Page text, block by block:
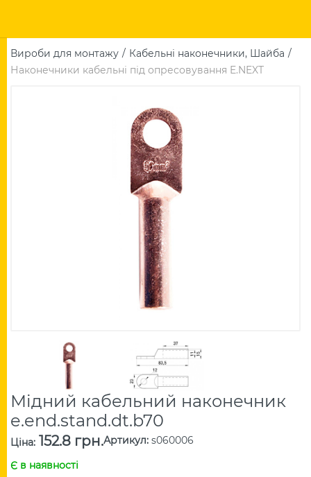
Вироби для монтажу
Кабельні наконечники, Шайба
Наконечники кабельні під опресовування E.NEXT
Мідний кабельний наконечник
e.end.stand.dt.b70
Ціна: 152.8 грн.Артикул: s060006
Є в наявності